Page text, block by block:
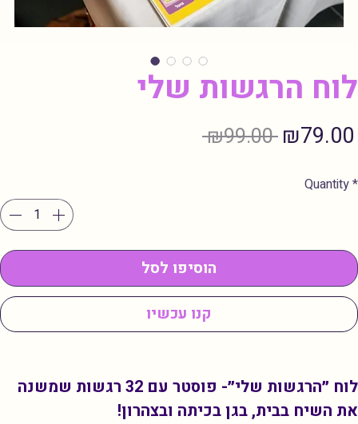
לוח הרגשות שלי
₪99.00
Price
₪79.00
Quantity*
הוסיפו לסל
קנו עכשיו
לוח ״הרגשות שלי״- פוסטר עם 32 רגשות שמשנה
את השיח בבית, בגן בכיתה ובצהרון!